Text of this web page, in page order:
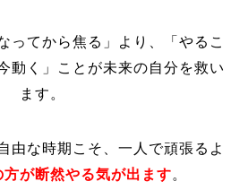
ってから焦る」より、「やるこ
動く」ことが未来の自分を救い
ます。
由な時期こそ、一人で頑張るよ
が断然やる気が出ます。